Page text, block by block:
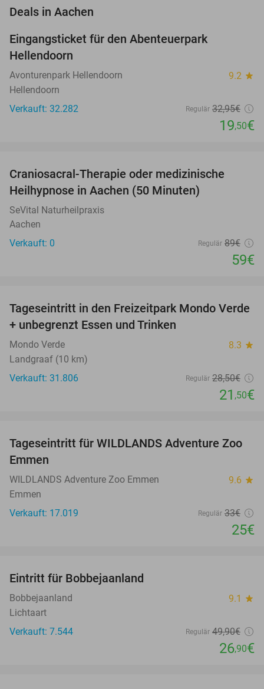
Deals in Aachen
Eingangsticket für den Abenteuerpark
Hellendoorn
Avonturenpark Hellendoorn 9.2 star
Hellendoorn
Verkauft: 32.282
Regulär 32,95€
19,50€
TODAY
Craniosacral-Therapie oder medizinische
Heilhypnose in Aachen (50 Minuten)
SeVital Naturheilpraxis
Aachen
Verkauft: 0
Regulär 89€
59€
25%
Tageseintritt in den Freizeitpark Mondo Verde
+ unbegrenzt Essen und Trinken
Mondo Verde 8.3 star
Landgraaf (10 km)
Verkauft: 31.806
Regulär 28,50€
21 ,50€
24%
Tageseintritt für WILDLANDS Adventure Zoo
Emmen
WILDLANDS Adventure Zoo Emmen 9.6 star
Emmen
Verkauft: 17.019
Regulär 33€
25€
Eintritt für Bobbejaanland
Bobbejaanland 9.1 star
Lichtaart
Verkauft: 7.544
Regulär 49,90€
26,90€